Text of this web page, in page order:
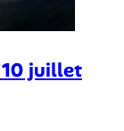
juillet